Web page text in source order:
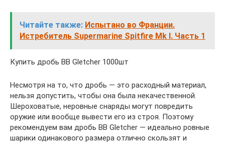
Читайте также: Испытано во Франции.
Истребитель Supermarine Spitfire Mk I. Часть 1
Купить дробь BB Gletcher 1000шт
Несмотря на то, что дробь — это расходный материал,
нельзя допустить, чтобы она была некачественной.
Шероховатые, неровные снаряды могут повредить
оружие или вообще вывести его из строя. Поэтому
рекомендуем вам дробь BB Gletcher — идеально ровные
шарики одинакового размера отлично скользят и